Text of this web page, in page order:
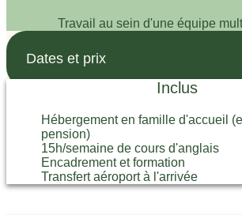
Travail au sein d'une équipe
Dates et prix
Inclus
Hébergement en famille d'accueil
pension)
15h/semaine de cours d'anglais
Encadrement et formation
Transfert aéroport à l'arrivée